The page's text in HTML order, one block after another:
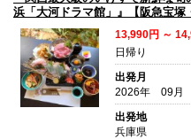
浜「大河ドラマ館」』【阪急宝
13,990円 ～
日帰り
出発月
2026年 09月
出発地
兵庫県